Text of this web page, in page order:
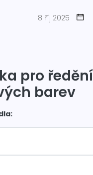
8 říj 2025
pro ředění
barev